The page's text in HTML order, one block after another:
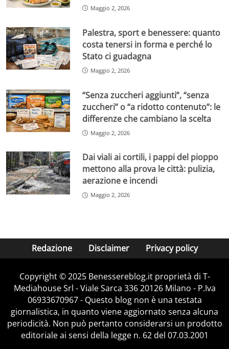
Maggio 2, 2026
Palestra, sport e benessere: quanto
costa tenersi in forma e perché lo
Stato ci guadagna
Maggio 2, 2026
“Senza zuccheri aggiunti”, “senza
zuccheri” o “a ridotto contenuto”: le
differenze che cambiano la scelta
Maggio 2, 2026
Dai viali ai cortili, i pappi del pioppo
mettono alla prova le città: pulizia,
aerazione e incendi
Maggio 2, 2026
Redazione Disclaimer Privacy policy
Copyright © 2025 Benessereblog.it proprietà di T-
Mediahouse Srl - Viale Sarca 336 20126 Milano - P.Iva
06933670967 - Questo blog non è una testata
giornalistica, in quanto viene aggiornato senza alcuna
periodicità. Non può pertanto considerarsi un prodotto
editoriale ai sensi della legge n. 62 del 07.03.2001